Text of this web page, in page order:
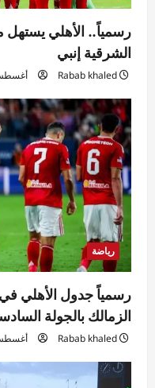
رسمياً.. الأهلي
الشرقية إنبي
Rabab khaled أغسطس 5,
رياضة
رسمياً جدول الأهلي في
الزمالك بالجولة
Rabab khaled أغسطس 5,